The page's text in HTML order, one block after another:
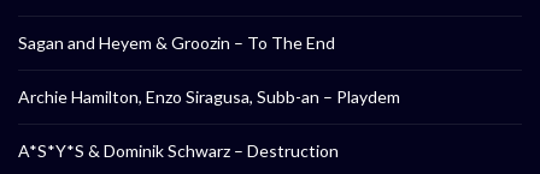
Sagan and Heyem & Groozin – To The End
Archie Hamilton, Enzo Siragusa, Subb-an – Playdem
A*S*Y*S & Dominik Schwarz – Destruction